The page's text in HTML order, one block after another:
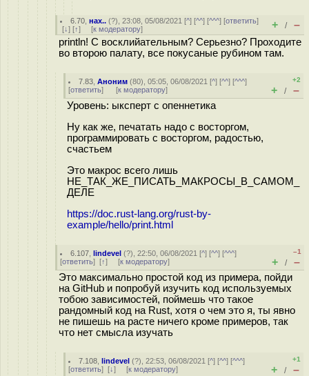
6.70 ,нах.. (?), 23:08, 05/08/2021 [^] [^^] [^^^] [ответить]
[↓] [↑] [к модератору] + / –
println! С восклийательным? Серьезно? Проходите
во второю палату, все покусаные рубином там.
7.83 ,Аноним (80), 05:05, 06/08/2021 [^] [^^] [^^^]
[ответить] [к модератору]
+2
+ / –
Уровень: ыксперт с опеннетика
Ну как же, печатать надо с восторгом,
программировать с восторгом, радостью,
счастьем
Это макрос всего лишь
НЕ_ТАК_ЖЕ_ПИСАТЬ_МАКРОСЫ_В_САМОМ_
ДЕЛЕ
https://doc.rust-lang.org/rust-by-
example/hello/print.html
6.107 ,lindevel (?), 22:50, 06/08/2021 [^] [^^] [^^^]
[ответить] [↑] [к модератору]
–1
+ / –
Это максимально простой код из примера, пойди
на GitHub и попробуй изучить код используемых
тобою зависимостей, поймешь что такое
рандомный код на Rust, хотя о чем это я, ты явно
не пишешь на расте ничего кроме примеров, так
что нет смысла изучать
7.108 ,lindevel (?), 22:53, 06/08/2021 [^] [^^] [^^^]
[ответить] [↓] [к модератору]
+1
+ / –